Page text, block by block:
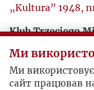
„Kultura” 1948,
Klub Trzeciego
O Żydach
„Kultura” 1950,
Ми
Ми
сайт працював